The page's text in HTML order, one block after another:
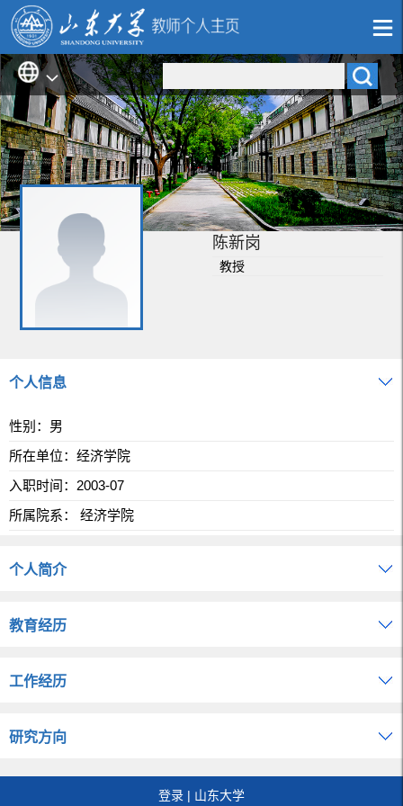
陈新岗
教授
个人信息
性别：男
所在单位：经济学院
入职时间：2003-07
所属院系： 经济学院
个人简介
教育经历
工作经历
研究方向
登录 | 山东大学